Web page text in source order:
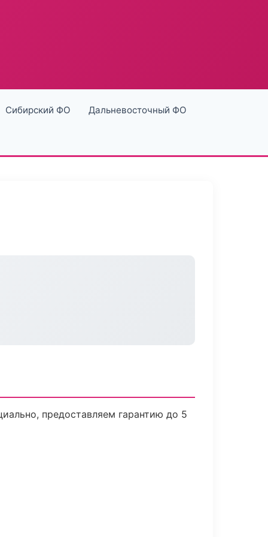
Сибирский ФО Дальневосточный ФО
предоставляем гарантию до 5